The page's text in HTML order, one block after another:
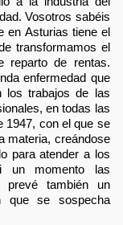
Vosotros sabéis
en Asturias tiene el
transformamos el
reparto de rentas.
enfermedad que
los trabajos de las
en todas las
1947, con el que se
materia, creándose
para atender a los
momento las
prevé también un
que se sospecha